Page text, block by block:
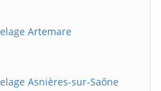
Artemare
Asnières-sur-Saône